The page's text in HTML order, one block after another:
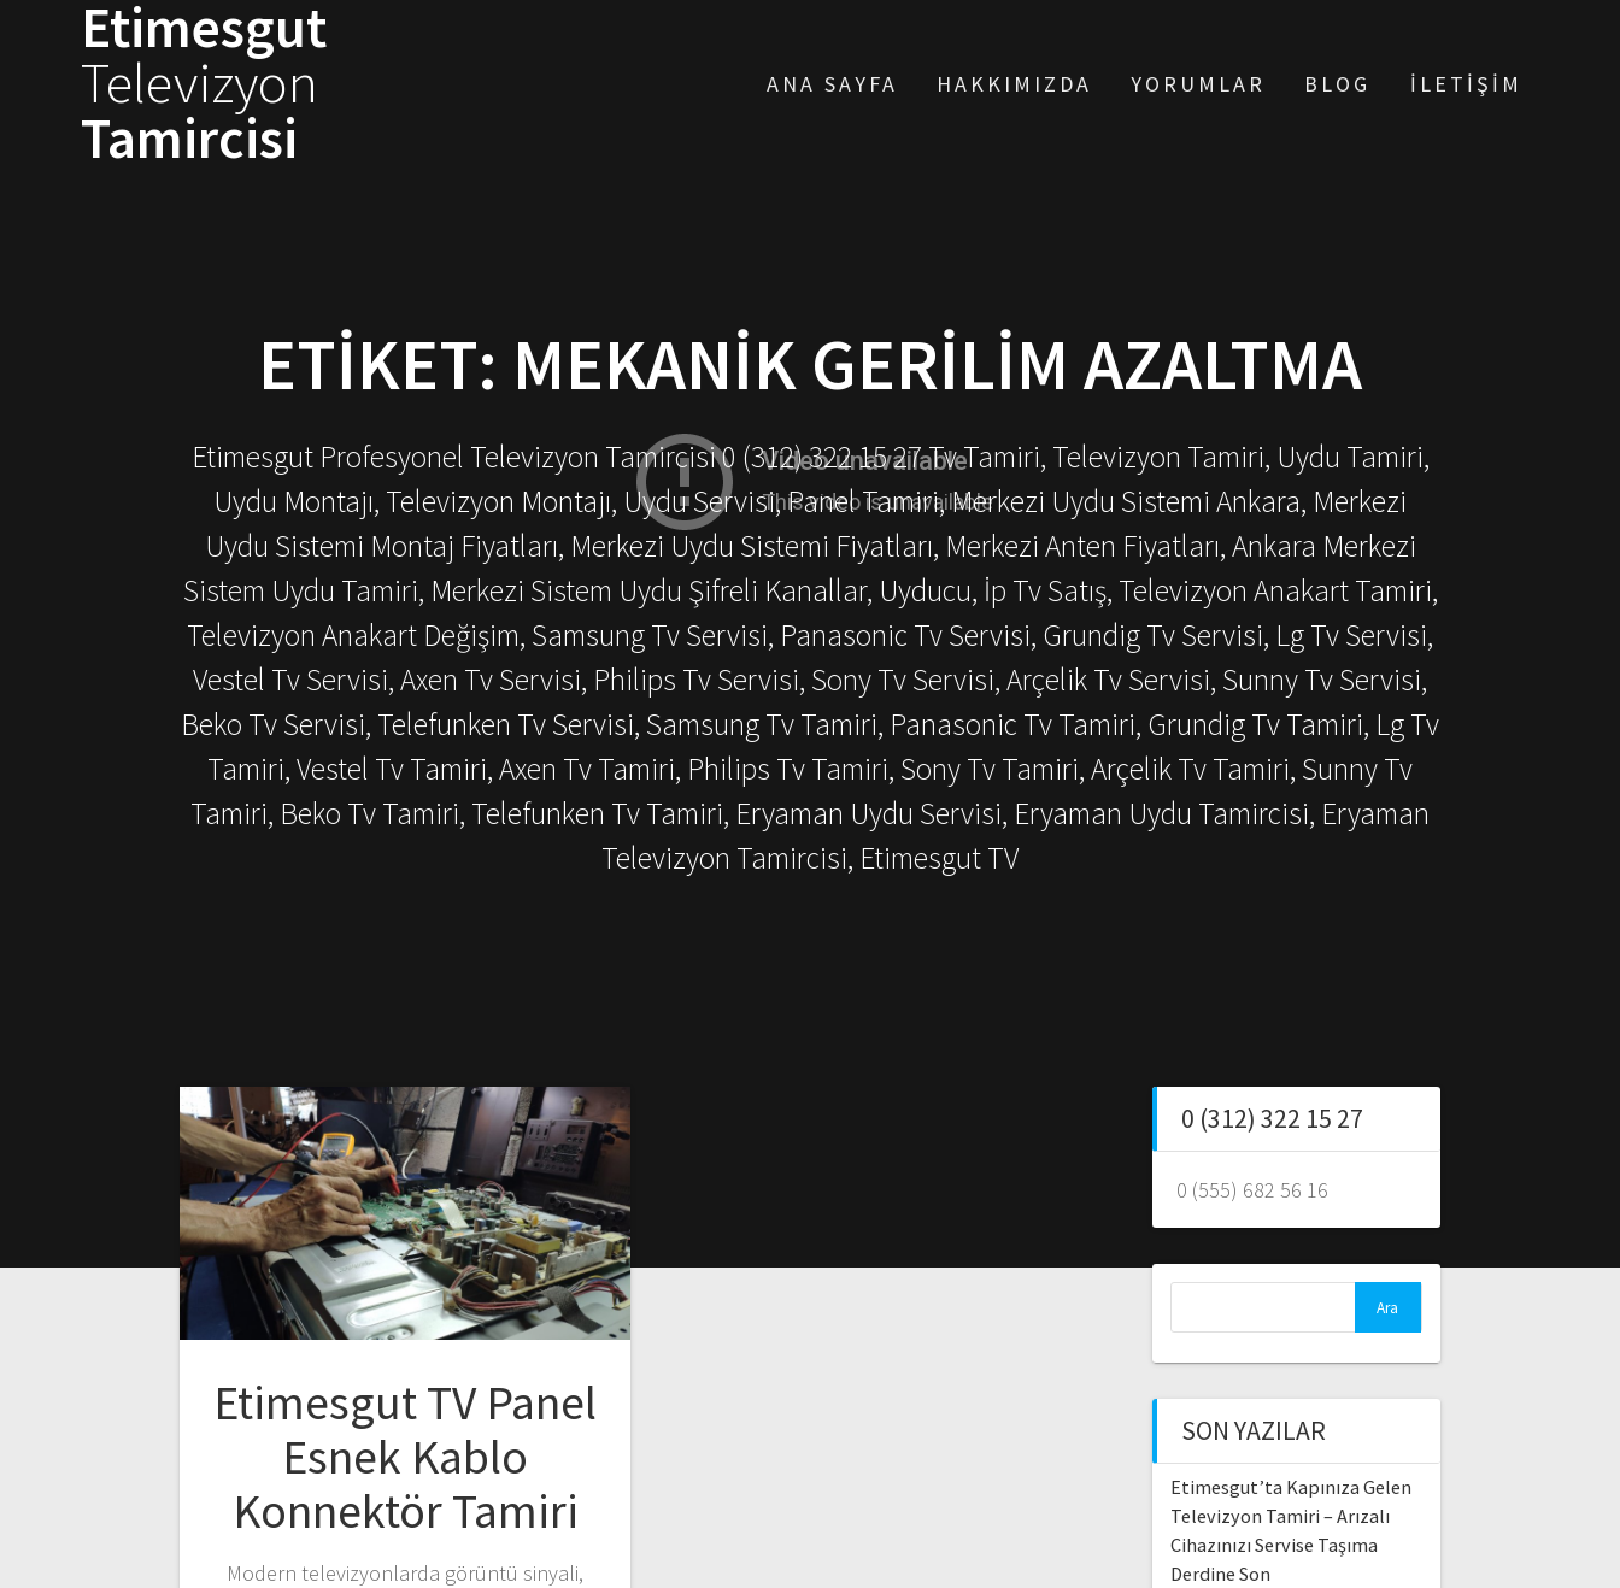
Etimesgut
Televizyon
Tamircisi
ANA SAYFA HAKKIMIZDA YORUMLAR BLOG İLETIŞIM
ETIKET: MEKANIK GERILIM AZALTMA
Etimesgut Profesyonel Televizyon Tamircisi 0 (312) 322 15 27 Tv Tamiri, Televizyon Tamiri, Uydu Tamiri,
Uydu Montajı, Televizyon Montajı, Uydu Servisi, Panel Tamiri, Merkezi Uydu Sistemi Ankara, Merkezi
Uydu Sistemi Montaj Fiyatları, Merkezi Uydu Sistemi Fiyatları, Merkezi Anten Fiyatları, Ankara Merkezi
Sistem Uydu Tamiri, Merkezi Sistem Uydu Şifreli Kanallar, Uyducu, İp Tv Satış, Televizyon Anakart Tamiri,
Televizyon Anakart Değişim, Samsung Tv Servisi, Panasonic Tv Servisi, Grundig Tv Servisi, Lg Tv Servisi,
Vestel Tv Servisi, Axen Tv Servisi, Philips Tv Servisi, Sony Tv Servisi, Arçelik Tv Servisi, Sunny Tv Servisi,
Beko Tv Servisi, Telefunken Tv Servisi, Samsung Tv Tamiri, Panasonic Tv Tamiri, Grundig Tv Tamiri, Lg Tv
Tamiri, Vestel Tv Tamiri, Axen Tv Tamiri, Philips Tv Tamiri, Sony Tv Tamiri, Arçelik Tv Tamiri, Sunny Tv
Tamiri, Beko Tv Tamiri, Telefunken Tv Tamiri, Eryaman Uydu Servisi, Eryaman Uydu Tamircisi, Eryaman
Televizyon Tamircisi, Etimesgut TV
Etimesgut TV Panel
Esnek Kablo
Konnektör Tamiri
Modern televizyonlarda görüntü sinyali,
0 (312) 322 15 27
0 (555) 682 56 16
SON YAZILAR
Etimesgut’ta Kapınıza Gelen
Televizyon Tamiri – Arızalı
Cihazınızı Servise Taşıma
Derdine Son